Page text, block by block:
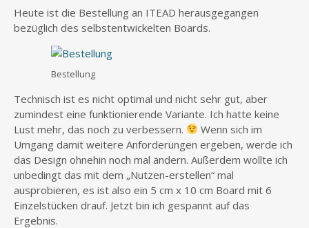
Heute ist die Bestellung an ITEAD herausgegangen
bezüglich des selbstentwickelten Boards.
Bestellung
Technisch ist es nicht optimal und nicht sehr gut, aber
zumindest eine funktionierende Variante. Ich hatte keine
Lust mehr, das noch zu verbessern.
Wenn sich im
Umgang damit weitere Anforderungen ergeben, werde ich
das Design ohnehin noch mal ändern. Außerdem wollte ich
unbedingt das mit dem „Nutzen-erstellen“ mal
ausprobieren, es ist also ein 5 cm x 10 cm Board mit 6
Einzelstücken drauf. Jetzt bin ich gespannt auf das
Ergebnis.